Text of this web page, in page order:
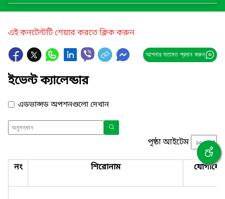
এই কনটেন্টটি শেয়ার করতে ক্লিক করুন
আপনার মতামত প্রদান করুন
ইভেন্ট ক্যালেন্ডার
এডভান্সড অপশনগুলো দেখান
পৃষ্ঠা আইটেম
নং শিরোনাম